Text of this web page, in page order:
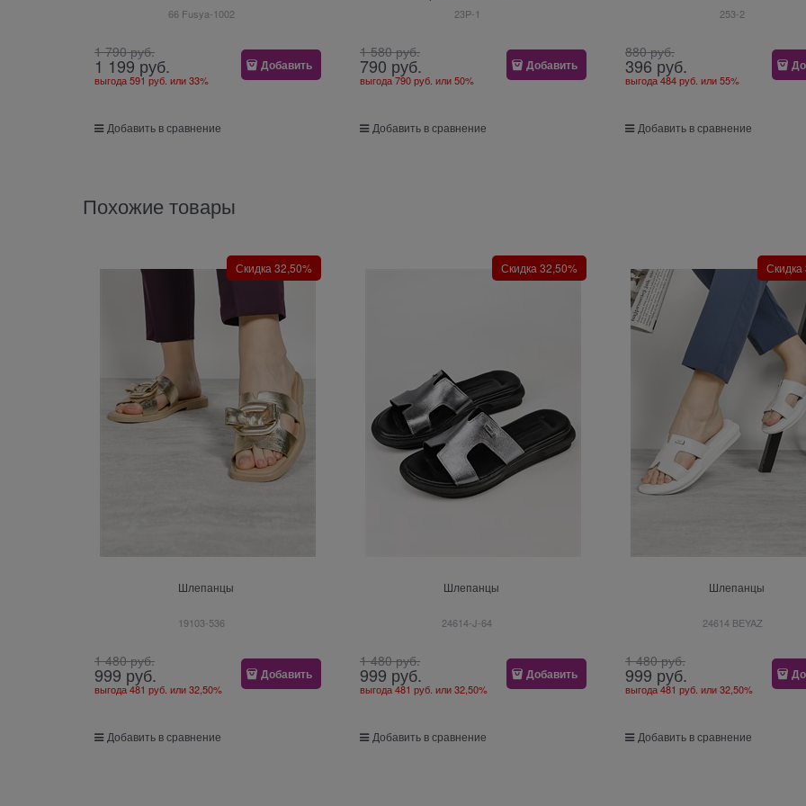
66 Fusya-1002
1 790 руб.
1 199 руб.
выгода591 руб. или33%
Добавить
Добавить в сравнение
23P-1
1 580 руб.
790 руб.
выгода790 руб. или50%
Добавить
Добавить в сравнение
253-2
880 руб.
396 руб.
выгода484 руб. или55%
Добавить в сравнение
Похожие товары
Шлепанцы
19103-536
Скидка 32,50%
1 480 руб.
999 руб.
выгода481 руб. или32,50%
Добавить
Добавить в сравнение
Шлепанцы
24614-J-64
Скидка 32,50%
1 480 руб.
999 руб.
выгода481 руб. или32,50%
Добавить
Добавить в сравнение
Шлепанцы
24614 BEYAZ
Скидка
1 480 руб.
999 руб.
выгода481 руб. или32,50%
Добавить в сравнение